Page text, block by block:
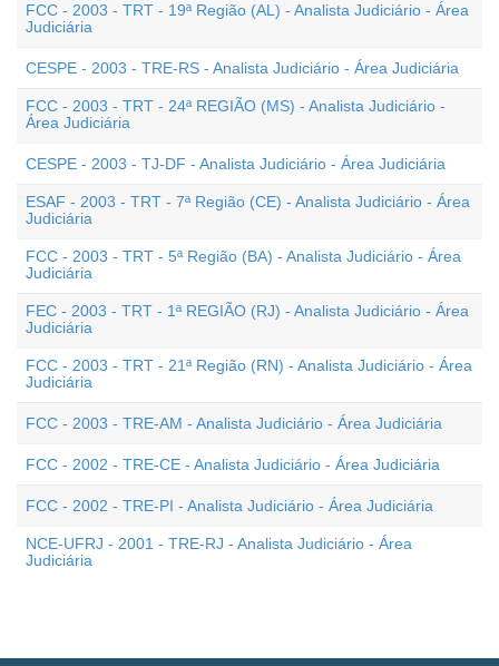
FCC - 2003 - TRT - 19ª Região (AL) - Analista Judiciário - Área
Judiciária
CESPE - 2003 - TRE-RS - Analista Judiciário - Área Judiciária
FCC - 2003 - TRT - 24ª REGIÃO (MS) - Analista Judiciário -
Área Judiciária
CESPE - 2003 - TJ-DF - Analista Judiciário - Área Judiciária
ESAF - 2003 - TRT - 7ª Região (CE) - Analista Judiciário - Área
Judiciária
FCC - 2003 - TRT - 5ª Região (BA) - Analista Judiciário - Área
Judiciária
FEC - 2003 - TRT - 1ª REGIÃO (RJ) - Analista Judiciário - Área
Judiciária
FCC - 2003 - TRT - 21ª Região (RN) - Analista Judiciário - Área
Judiciária
FCC - 2003 - TRE-AM - Analista Judiciário - Área Judiciária
FCC - 2002 - TRE-CE - Analista Judiciário - Área Judiciária
FCC - 2002 - TRE-PI - Analista Judiciário - Área Judiciária
NCE-UFRJ - 2001 - TRE-RJ - Analista Judiciário - Área
Judiciária